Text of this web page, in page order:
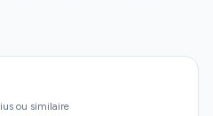
ou similaire